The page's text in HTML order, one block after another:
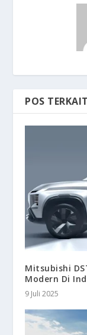
POS TERKAIT
Mitsubishi
Modern Di
9 Juli 2025